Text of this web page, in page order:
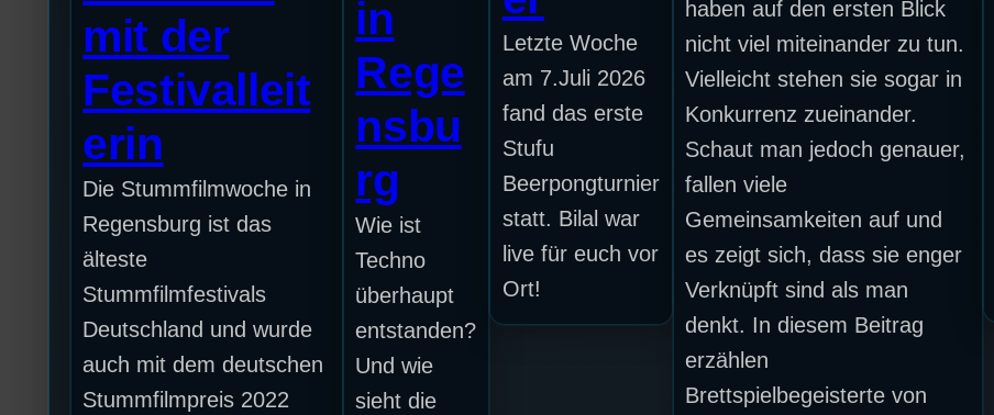
mit der
Festivalleit
erin
Die Stummfilmwoche in
Regensburg ist das
älteste
Stummfilmfestivals
Deutschland und wurde
auch mit dem deutschen
Stummfilmpreis 2022
in
Rege
nsbu
rg
Wie ist
Techno
überhaupt
entstanden?
Und wie
sieht die
Letzte Woche
am 7.Juli 2026
fand das erste
Stufu
Beerpongturnier
statt. Bilal war
live für euch vor
Ort!
haben auf den ersten Blick
nicht viel miteinander zu tun.
Vielleicht stehen sie sogar in
Konkurrenz zueinander.
Schaut man jedoch genauer,
fallen viele
Gemeinsamkeiten auf und
es zeigt sich, dass sie enger
Verknüpft sind als man
denkt. In diesem Beitrag
erzählen
Brettspielbegeisterte von